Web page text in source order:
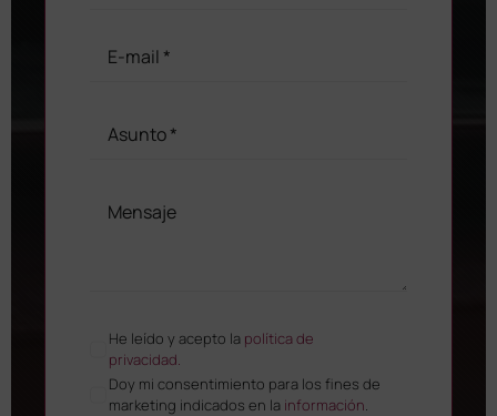
He leído y acepto la política de
privacidad.
Doy mi consentimiento para los fines de
marketing indicados en la información.